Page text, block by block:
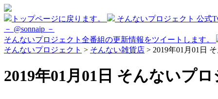
トップページに戻ります。
そんないプロジェクト 公式
－ @sonnaip －
そんないプロジェクト全番組の更新情報をツイートします。
そんないプロジェクト > そんない雑貨店 > 2019年01月01日
2019年01月01日 そんないプ